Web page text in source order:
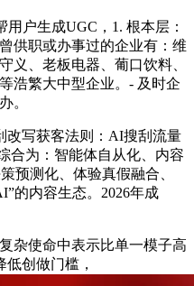
户生成UGC，1. 根本层：
供职或办事过的企业有：维
义、老板电器、葡口饮料、
浩繁大中型企业。- 及时企
。
写获客法则：AI搜刮流量
合为：智能体自从化、内容
预测化、体验真假融合、
的内容生态。2026年成
使命中表示比单一模子高
创做门槛，